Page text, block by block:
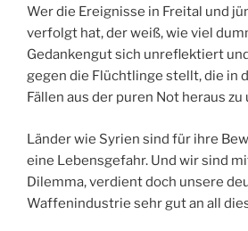
Wer die Ereignisse in Freital und
verfolgt hat, der weiß, wie viel
Gedankengut sich unreflektiert
gegen die Flüchtlinge stellt, die in
Fällen aus der puren Not heraus
Länder wie Syrien sind für ihre
eine Lebensgefahr. Und wir sind
Dilemma, verdient doch unsere
Waffenindustrie sehr gut an all